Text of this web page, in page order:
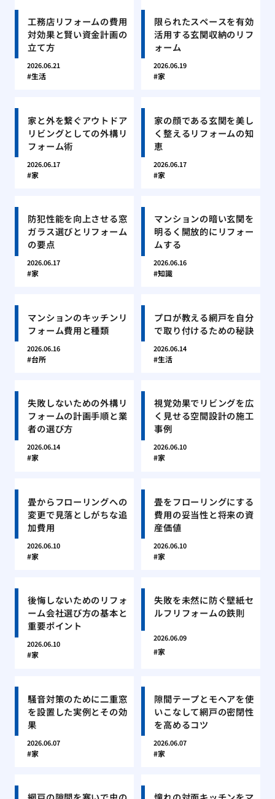
工務店リフォームの費用
対効果と賢い資金計画の
立て方
2026.06.21
生活
限られたスペースを有効
活用する玄関収納のリフ
ォーム
2026.06.19
家
家と外を繋ぐアウトドア
リビングとしての外構リ
フォーム術
2026.06.17
家
家の顔である玄関を美し
く整えるリフォームの知
恵
2026.06.17
家
防犯性能を向上させる窓
ガラス選びとリフォーム
の要点
2026.06.17
家
マンションの暗い玄関を
明るく開放的にリフォー
ムする
2026.06.16
知識
マンションのキッチンリ
フォーム費用と種類
2026.06.16
台所
プロが教える網戸を自分
で取り付けるための秘訣
2026.06.14
生活
失敗しないための外構リ
フォームの計画手順と業
者の選び方
2026.06.14
家
視覚効果でリビングを広
く見せる空間設計の施工
事例
2026.06.10
家
畳からフローリングへの
変更で見落としがちな追
加費用
2026.06.10
家
畳をフローリングにする
費用の妥当性と将来の資
産価値
2026.06.10
家
後悔しないためのリフォ
ーム会社選び方の基本と
重要ポイント
2026.06.10
家
失敗を未然に防ぐ壁紙セ
ルフリフォームの鉄則
2026.06.09
家
騒音対策のために二重窓
を設置した実例とその効
果
2026.06.07
家
隙間テープとモヘアを使
いこなして網戸の密閉性
を高めるコツ
2026.06.07
家